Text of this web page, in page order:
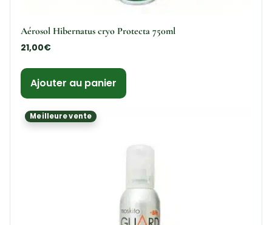
Aérosol Hibernatus cryo Protecta 750ml
21,00€
Ajouter au panier
Meilleure vente